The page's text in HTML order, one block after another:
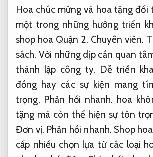
Hoa chúc mừng và hoa tặng đối
một trong những hướng triển
shop hoa Quận 2. Chuyên viên.
sách. Với những dịp cần quan
thành lập công ty, Dễ triển
đồng hay các sự kiện mang
trọng, Phản hồi nhanh. hoa
tặng mà còn thể hiện sự tôn
Đơn vị. Phản hồi nhanh. Shop
cấp nhiều chọn lựa từ các loại